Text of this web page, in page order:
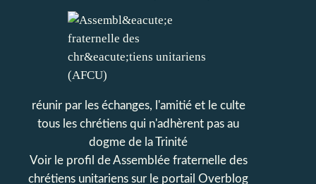
réunir par les échanges, l'amitié et le culte
tous les chrétiens qui n'adhèrent pas au
dogme de la Trinité
Voir le profil deAssemblée fraternelle des
chrétiens unitariens sur le portail Overblog